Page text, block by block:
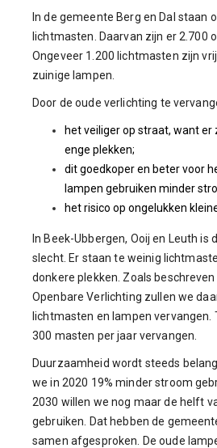
In de gemeente Berg en Dal staan
lichtmasten. Daarvan zijn er 2.700
Ongeveer 1.200 lichtmasten zijn
zuinige lampen.
Door de oude verlichting te
het veiliger op straat, want er
enge plekken;
dit goedkoper en beter voor
lampen gebruiken minder
het risico op ongelukken
In Beek-Ubbergen, Ooij en Leuth is
slecht. Er staan te weinig
donkere plekken. Zoals
Openbare Verlichting zullen we
lichtmasten en lampen vervangen.
300 masten per jaar vervangen.
Duurzaamheid wordt steeds
we in 2020 19% minder stroom
2030 willen we nog maar de helft
gebruiken. Dat hebben de
samen afgesproken. De oude